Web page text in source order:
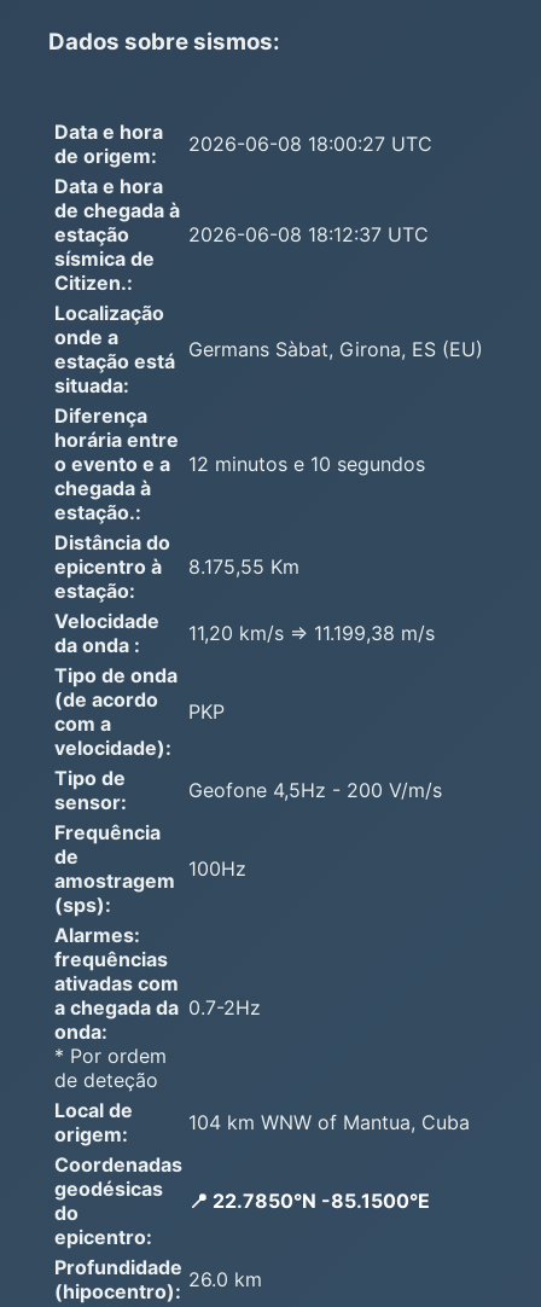
Dados sobre sismos:
Data e hora
de origem:
2026-06-08 18:00:27 UTC
Data e hora
de chegada à
estação
sísmica de
Citizen.:
2026-06-08 18:12:37 UTC
Localização
onde a
estação está
situada:
Germans Sàbat, Girona, ES (EU)
Diferença
horária entre
o evento e a
chegada à
estação.:
12 minutos e 10 segundos
Distância do
epicentro à
estação:
8.175,55 Km
Velocidade
da onda :
11,20 km/s => 11.199,38 m/s
Tipo de onda
(de acordo
com a
velocidade):
PKP
Tipo de
sensor:
Geofone 4,5Hz - 200 V/m/s
Frequência
de
amostragem
(sps):
100Hz
Alarmes:
frequências
ativadas com
a chegada da
onda:
* Por ordem
de deteção
0.7-2Hz
Local de
origem:
104 km WNW of Mantua, Cuba
Coordenadas
geodésicas
do
epicentro:
📍 22.7850°N -85.1500°E
Profundidade
(hipocentro): 26.0 km